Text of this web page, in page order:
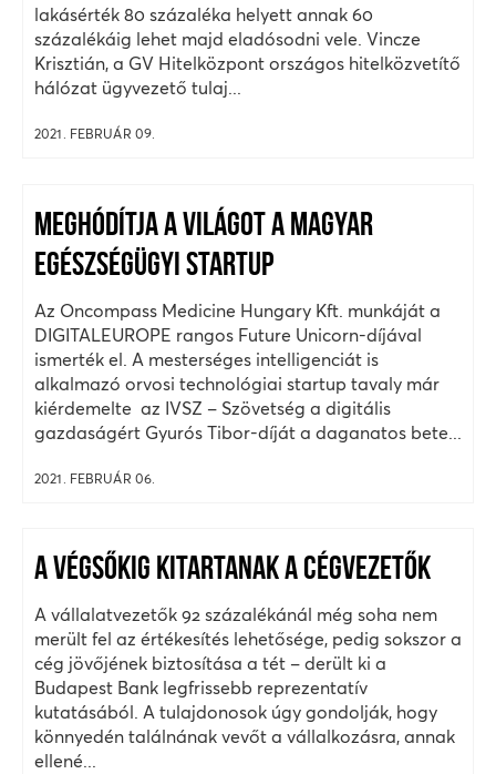
lakásérték 80 százaléka helyett annak 60
százalékáig lehet majd eladósodni vele. Vincze
Krisztián, a GV Hitelközpont országos hitelközvetítő
hálózat ügyvezető tulaj...
2021. FEBRUÁR 09.
MEGHÓDÍTJA A VILÁGOT A MAGYAR
EGÉSZSÉGÜGYI STARTUP
Az Oncompass Medicine Hungary Kft. munkáját a
DIGITALEUROPE rangos Future Unicorn-díjával
ismerték el. A mesterséges intelligenciát is
alkalmazó orvosi technológiai startup tavaly már
kiérdemelte az IVSZ – Szövetség a digitális
gazdaságért Gyurós Tibor-díját a daganatos bete...
2021. FEBRUÁR 06.
A VÉGSŐKIG KITARTANAK A CÉGVEZETŐK
A vállalatvezetők 92 százalékánál még soha nem
merült fel az értékesítés lehetősége, pedig sokszor a
cég jövőjének biztosítása a tét – derült ki a
Budapest Bank legfrissebb reprezentatív
kutatásából. A tulajdonosok úgy gondolják, hogy
könnyedén találnának vevőt a vállalkozásra, annak
ellené...